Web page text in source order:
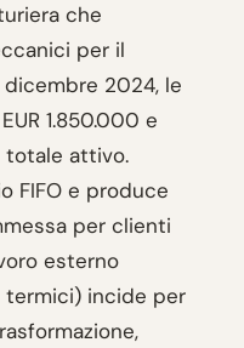
che
per il
2024, le
1.850.000 e
totale attivo.
FIFO e produce
per clienti
esterno
incide per